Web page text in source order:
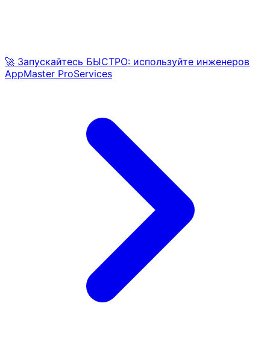
🚀 Запускайтесь БЫСТРО: используйте инженеров
AppMaster ProServices